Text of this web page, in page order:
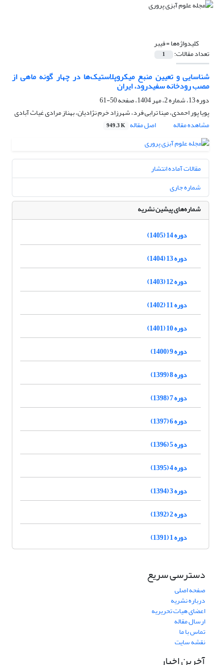
کلیدواژه‌ها =فیبر
تعداد مقالات: 1
شناسایی و تعیین منبع میکروپلاستیک‌ها در چهار گونه ماهی از
مصب رودخانه سفیدرود، ایران
دوره 13، شماره 2، مهر 1404، صفحه
50-61
پویا پور احمدی، مینا ترابی فرد، شهرزاد خرم نژادیان، بهناز مرادی غیاث آبادی
مشاهده مقاله
اصل مقاله 949.3 K
مقالات آماده انتشار
شماره جاری
شماره‌های پیشین نشریه
دوره 14 (1405)
دوره 13 (1404)
دوره 12 (1403)
دوره 11 (1402)
دوره 10 (1401)
دوره 9 (1400)
دوره 8 (1399)
دوره 7 (1398)
دوره 6 (1397)
دوره 5 (1396)
دوره 4 (1395)
دوره 3 (1394)
دوره 2 (1392)
دوره 1 (1391)
دسترسی سریع
صفحه اصلی
درباره نشریه
اعضای هیات تحریریه
ارسال مقاله
تماس با ما
نقشه سایت
آخرین اخبار